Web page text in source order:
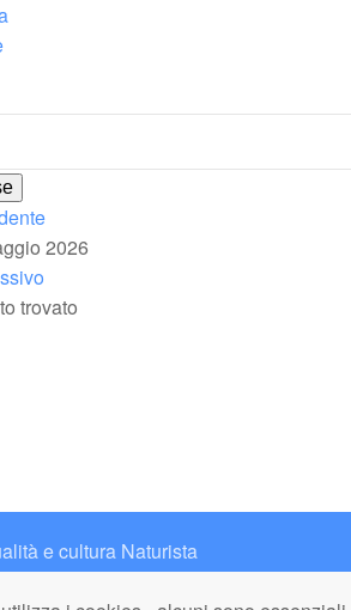
2026
trovato
e cultura Naturista